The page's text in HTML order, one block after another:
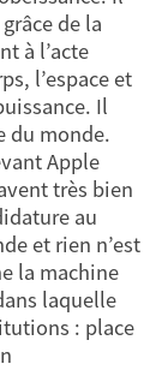
de la
à l’acte
l’espace et
Il
du monde.
Apple
très bien
au
et rien n’est
la machine
laquelle
: place